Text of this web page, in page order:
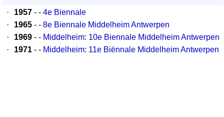
·
1957 - - 4e Biennale
·
1965 - - 8e Biennale Middelheim Antwerpen
·
1969 - - Middelheim: 10e Biennale Middelheim Antwerpen
·
1971 - - Middelheim: 11e Biënnale Middelheim Antwerpen